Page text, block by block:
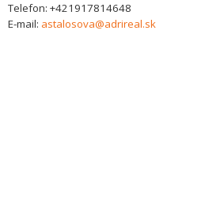
Telefon: +421917814648
E-mail: astalosova@adrireal.sk